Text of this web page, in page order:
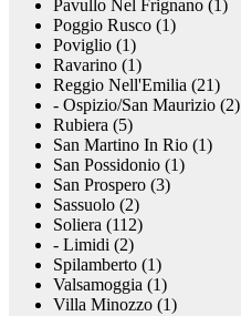
Pavullo Nel Frignano (1)
Poggio Rusco (1)
Poviglio (1)
Ravarino (1)
Reggio Nell'Emilia (21)
- Ospizio/San Maurizio (2)
Rubiera (5)
San Martino In Rio (1)
San Possidonio (1)
San Prospero (3)
Sassuolo (2)
Soliera (112)
- Limidi (2)
Spilamberto (1)
Valsamoggia (1)
Villa Minozzo (1)